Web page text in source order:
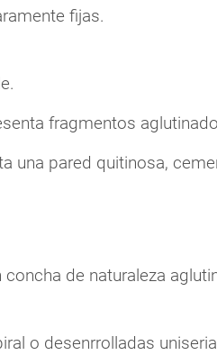
fijas.
fragmentos
una pared quitinosa,
de naturaleza
o desenrrolladas